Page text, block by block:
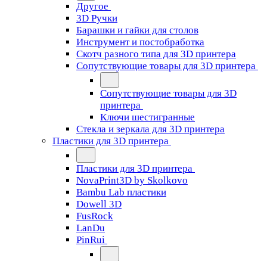
Другое
3D Ручки
Барашки и гайки для столов
Инструмент и постобработка
Скотч разного типа для 3D принтера
Сопутствующие товары для 3D принтера
Сопутствующие товары для 3D
принтера
Ключи шестигранные
Стекла и зеркала для 3D принтера
Пластики для 3D принтера
Пластики для 3D принтера
NovaPrint3D by Skolkovo
Bambu Lab пластики
Dowell 3D
FusRock
LanDu
PinRui